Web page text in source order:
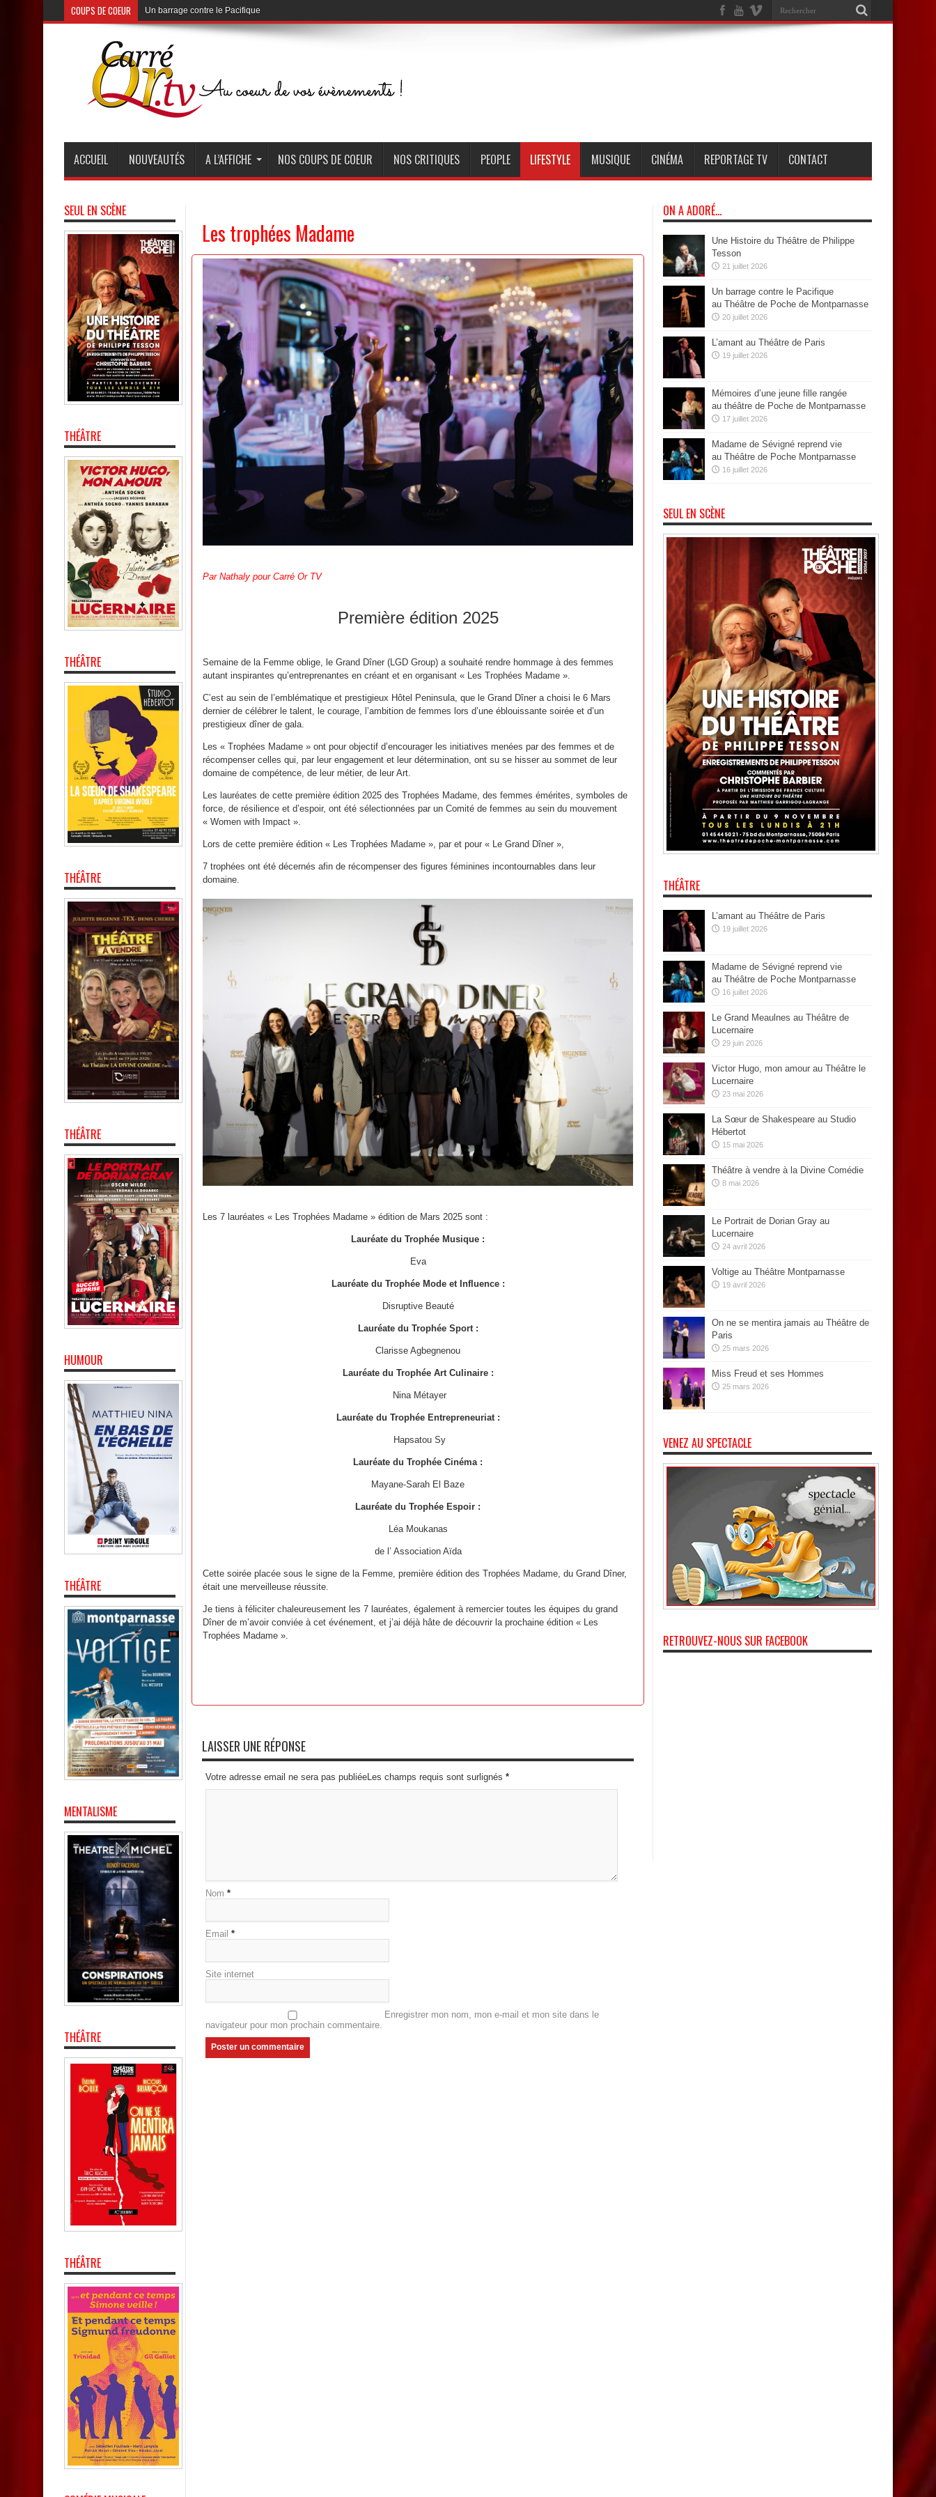
COUPS DE COEUR Un barrage contre le Pacifique
au Théâtre de Poche de Montparnasse
ACCUEIL NOUVEAUTÉS A L’AFFICHE NOS COUPS DE COEUR NOS CRITIQUES PEOPLE LIFESTYLE MUSIQUE CINÉMA REPORTAGE TV CONTACT
Les trophées Madame
Par Nathaly pour Carré Or TV
Première édition 2025
Semaine de la Femme oblige, le Grand Dîner (LGD Group) a souhaité rendre hommage à des femmes
autant inspirantes qu’entreprenantes en créant et en organisant « Les Trophées Madame ».
C’est au sein de l’emblématique et prestigieux Hôtel Peninsula, que le Grand Dîner a choisi le 6 Mars
dernier de célébrer le talent, le courage, l’ambition de femmes lors d’une éblouissante soirée et d’un
prestigieux dîner de gala.
Les « Trophées Madame » ont pour objectif d’encourager les initiatives menées par des femmes et de
récompenser celles qui, par leur engagement et leur détermination, ont su se hisser au sommet de leur
domaine de compétence, de leur métier, de leur Art.
Les lauréates de cette première édition 2025 des Trophées Madame, des femmes émérites, symboles de
force, de résilience et d’espoir, ont été sélectionnées par un Comité de femmes au sein du mouvement
« Women with Impact ».
Lors de cette première édition « Les Trophées Madame », par et pour « Le Grand Dîner »,
7 trophées ont été décernés afin de récompenser des figures féminines incontournables dans leur
domaine.
Les 7 lauréates « Les Trophées Madame » édition de Mars 2025 sont :
Lauréate du Trophée Musique :
Eva
Lauréate du Trophée Mode et Influence :
Disruptive Beauté
Lauréate du Trophée Sport :
Clarisse Agbegnenou
Lauréate du Trophée Art Culinaire :
Nina Métayer
Lauréate du Trophée Entrepreneuriat :
Hapsatou Sy
Lauréate du Trophée Cinéma :
Mayane-Sarah El Baze
Lauréate du Trophée Espoir :
Léa Moukanas
de l’ Association Aïda
Cette soirée placée sous le signe de la Femme, première édition des Trophées Madame, du Grand Dîner,
était une merveilleuse réussite.
Je tiens à féliciter chaleureusement les 7 lauréates, également à remercier toutes les équipes du grand
Dîner de m’avoir conviée à cet événement, et j’ai déjà hâte de découvrir la prochaine édition « Les
Trophées Madame ».
LAISSER UNE RÉPONSE
Votre adresse email ne sera pas publiéeLes champs requis sont surlignés *
Nom *
Email *
Site internet
Enregistrer mon nom, mon e-mail et mon site dans le
navigateur pour mon prochain commentaire.
SEUL EN SCÈNE
THÉÂTRE
THÉÂTRE
THÉÂTRE
THÉÂTRE
HUMOUR
THÉÂTRE
MENTALISME
THÉÂTRE
THÉÂTRE
ON A ADORÉ…
Une Histoire du Théâtre de Philippe
Tesson
21 juillet 2026
Un barrage contre le Pacifique
au Théâtre de Poche de Montparnasse
20 juillet 2026
L’amant au Théâtre de Paris
19 juillet 2026
Mémoires d’une jeune fille rangée
au théâtre de Poche de Montparnasse
17 juillet 2026
Madame de Sévigné reprend vie
au Théâtre de Poche Montparnasse
16 juillet 2026
SEUL EN SCÈNE
THÉÂTRE
L’amant au Théâtre de Paris
19 juillet 2026
Madame de Sévigné reprend vie
au Théâtre de Poche Montparnasse
16 juillet 2026
Le Grand Meaulnes au Théâtre de
Lucernaire
29 juin 2026
Victor Hugo, mon amour au Théâtre le
Lucernaire
23 mai 2026
La Sœur de Shakespeare au Studio
Hébertot
15 mai 2026
Théâtre à vendre à la Divine Comédie
8 mai 2026
Le Portrait de Dorian Gray au
Lucernaire
24 avril 2026
Voltige au Théâtre Montparnasse
19 avril 2026
On ne se mentira jamais au Théâtre de
Paris
25 mars 2026
Miss Freud et ses Hommes
25 mars 2026
VENEZ AU SPECTACLE
RETROUVEZ-NOUS SUR FACEBOOK